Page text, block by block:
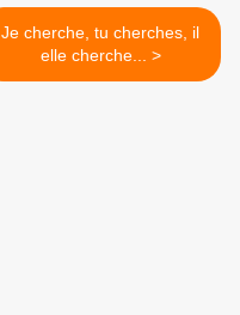
Je cherche, tu cherches, il
elle cherche... >